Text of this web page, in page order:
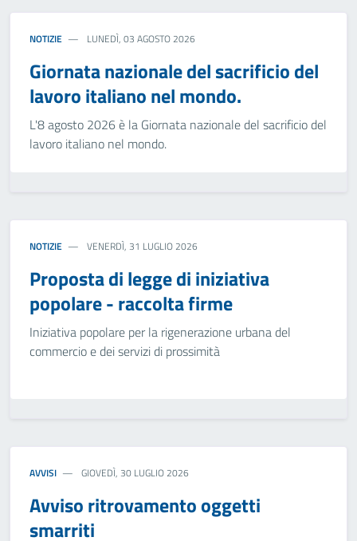
NOTIZIE LUNEDÌ, 03 AGOSTO 2026
Giornata nazionale del sacrificio del
lavoro italiano nel mondo.
L'8 agosto 2026 è la Giornata nazionale del sacrificio del
lavoro italiano nel mondo.
NOTIZIE VENERDÌ, 31 LUGLIO 2026
Proposta di legge di iniziativa
popolare - raccolta firme
Iniziativa popolare per la rigenerazione urbana del
commercio e dei servizi di prossimità
AVVISI GIOVEDÌ, 30 LUGLIO 2026
Avviso ritrovamento oggetti
smarriti